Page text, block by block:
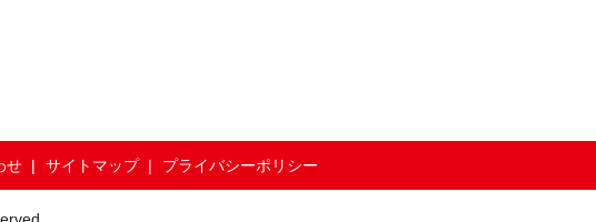
せ サイトマップ プライバシーポリシー